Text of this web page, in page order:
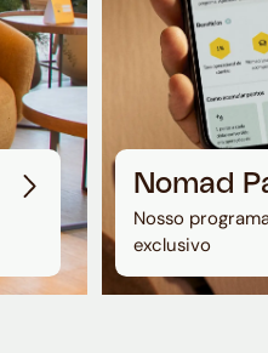
Nomad
Nosso
exclusivo